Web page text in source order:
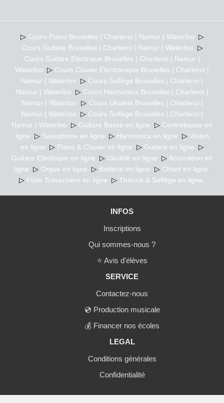
▷ Cours Piano Bruxelles | Charleroi | Namur | Waterloo ▷
Cours Guitare Bruxelles | Charleroi | Namur | Waterloo ▷
Cours Guitare Electrique Bruxelles | Charleroi | Namur |
Waterloo ▷ Cours Clavier Electronique Bruxelles | Charleroi |
Namur | Waterloo ▷ Cours Solfège Bruxelles | Charleroi |
Namur | Waterloo ▷ Cours Harmonica Bruxelles | Charleroi |
Namur | Waterloo ▷ Cours Ukulele Bruxelles | Charleroi |
Namur | Waterloo ▷ Cours Solfège Bruxelles | Charleroi |
Namur | Waterloo ▷ Guitare Basse en ligne ▷ Contrebasse en
ligne ▷ Saxophone en ligne ▷ Harmonica en ligne ▷ Violon
en ligne ▷ Piano & Clavier en ligne ▷ Guitare en ligne ▷
Guitare Electrique en ligne ▷ Ukulélé en ligne ▷ Accordéon en
ligne ▷ Orgue en ligne ▷ Batterie en ligne ▷ Chant en ligne
▷ Flûte Traversière en ligne ▷ Théorie & Solfège en ligne
INFOS
Inscriptions
Qui sommes-nous ?
⭐ Avis d'élèves
SERVICE
Contactez-nous
💿 Production musicale
💰 Financer nos écoles
LEGAL
Conditions générales
Confidentialité